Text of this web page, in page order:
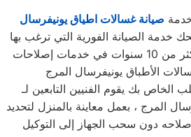
صيانة غسالات اطياق يونيفرسال
كما إننا نمتلك خبرة أكثر من 10 سنوات في خدمات إصلاحات
الخاص بك يقوم الفنيين التابعين لـ
المرج ، بعمل معاينة بالمنزل لتحديد
دون سحب الجهاز إلى التوكيل